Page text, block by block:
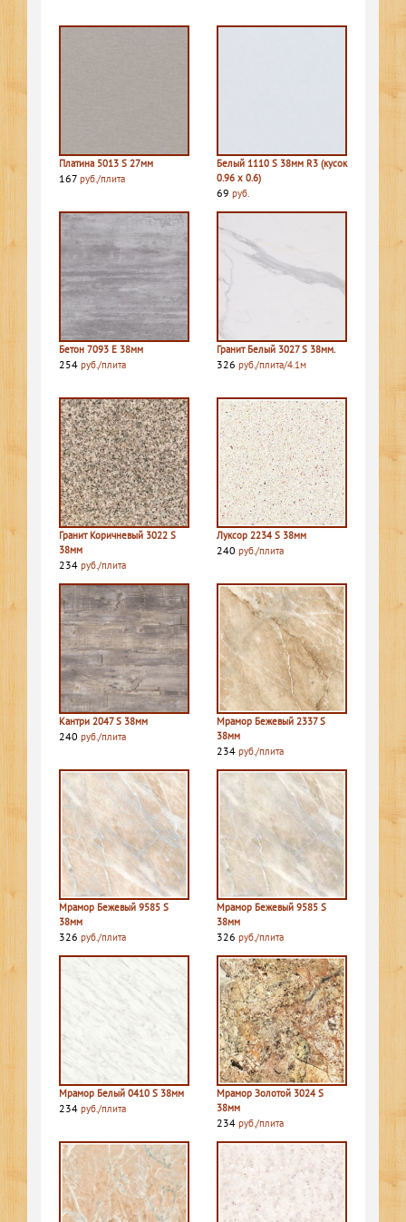
Платина 5013 S 27мм
167 руб./плита
Белый 1110 S 38мм R3 (кусок
0.96 х 0.6)
69 руб.
Бетон 7093 E 38мм
254 руб./плита
Гранит Белый 3027 S 38мм.
326 руб./плита/4.1м
Гранит Коричневый 3022 S
38мм
234 руб./плита
Луксор 2234 S 38мм
240 руб./плита
Кантри 2047 S 38мм
240 руб./плита
Мрамор Бежевый 2337 S
38мм
234 руб./плита
Мрамор Бежевый 9585 S
38мм
326 руб./плита
Мрамор Бежевый 9585 S
38мм
326 руб./плита
Мрамор Белый 0410 S 38мм
234 руб./плита
Мрамор Золотой 3024 S
38мм
234 руб./плита